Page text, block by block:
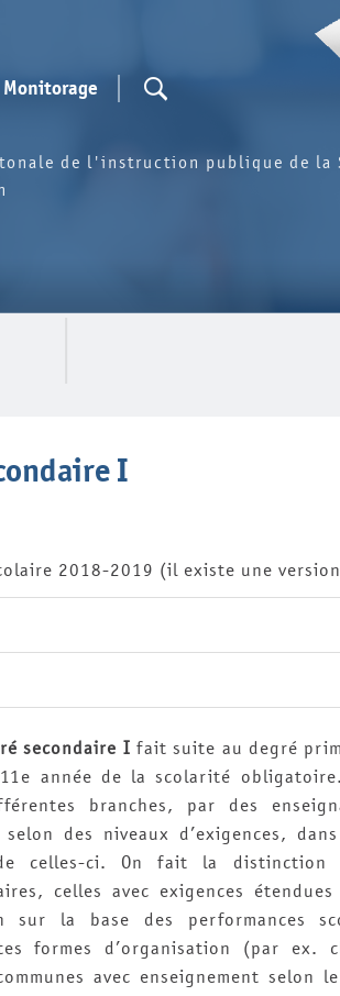
Monitorage
de l'instruction publique de la
I
2018-2019 (il existe une
secondaire I fait suite au degré
année de la scolarité
branches, par des
selon des niveaux d’exigences,
celles-ci. On fait la distinction
celles avec exigences
sur la base des performances
formes d’organisation (par ex.
avec enseignement selon